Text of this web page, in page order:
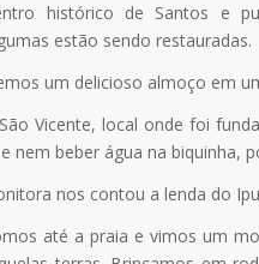
histórico de Santos e
estão sendo restauradas.
um delicioso almoço em
Vicente, local onde foi
nem beber água na biquinha,
nos contou a lenda do
até a praia e vimos um